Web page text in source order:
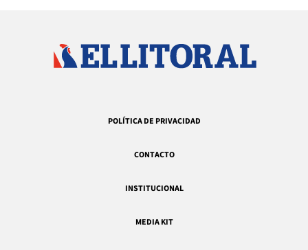
POLÍTICA DE PRIVACIDAD
CONTACTO
INSTITUCIONAL
MEDIA KIT